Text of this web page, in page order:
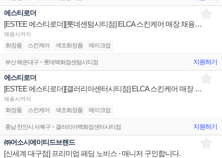
에스티로더
[ESTEE 에스티로더][롯데센텀시티점] ELCA 스킨케어 매장 채용 백화점 브랜드 건
채용시까지
화장품 스킨케어 색조화장품 메이크업
부산 해운대구 > 롯데백화점센텀시티점 지원하기
에스티로더
[ESTEE 에스티로더][갤러리아센터시티점] ELCA 스킨케어 매장 채용 백화점 브랜드 건
채용시까지
화장품 스킨케어 색조화장품 메이크업
충남 천안시 서북구 > 갤러리아백화점센터시티점 지원하기
㈜어소시에이티드브랜드
[신세계 대구점] 프리미엄 패딩 노비스 - 매니저 구인합니다.